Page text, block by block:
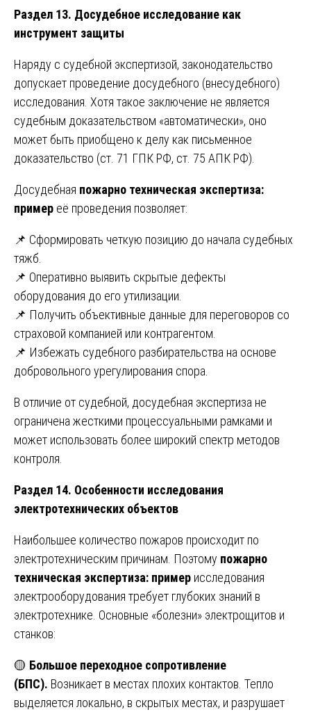
Раздел 13. Досудебное исследование как
инструмент защиты
Наряду с судебной экспертизой, законодательство
допускает проведение досудебного (внесудебного)
исследования. Хотя такое заключение не является
судебным доказательством «автоматически», оно
может быть приобщено к делу как письменное
доказательство (ст. 71 ГПК РФ, ст. 75 АПК РФ).
Досудебная пожарно техническая экспертиза:
пример её проведения позволяет:
📌 Сформировать четкую позицию до начала судебных
тяжб.
📌 Оперативно выявить скрытые дефекты
оборудования до его утилизации.
📌 Получить объективные данные для переговоров со
страховой компанией или контрагентом.
📌 Избежать судебного разбирательства на основе
добровольного урегулирования спора.
В отличие от судебной, досудебная экспертиза не
ограничена жесткими процессуальными рамками и
может использовать более широкий спектр методов
контроля.
Раздел 14. Особенности исследования
электротехнических объектов
Наибольшее количество пожаров происходит по
электротехническим причинам. Поэтому пожарно
техническая экспертиза: пример исследования
электрооборудования требует глубоких знаний в
электротехнике. Основные «болезни» электрощитов и
станков:
🟡 Большое переходное сопротивление
(БПС). Возникает в местах плохих контактов. Тепло
выделяется локально, в скрытых местах, и разрушает